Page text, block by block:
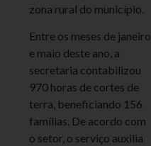
zona rural do município.
Entre os meses de janeiro
e maio deste ano, a
secretaria contabilizou
970 horas de cortes de
terra, beneficiando 156
famílias. De acordo com
o setor, o serviço auxilia